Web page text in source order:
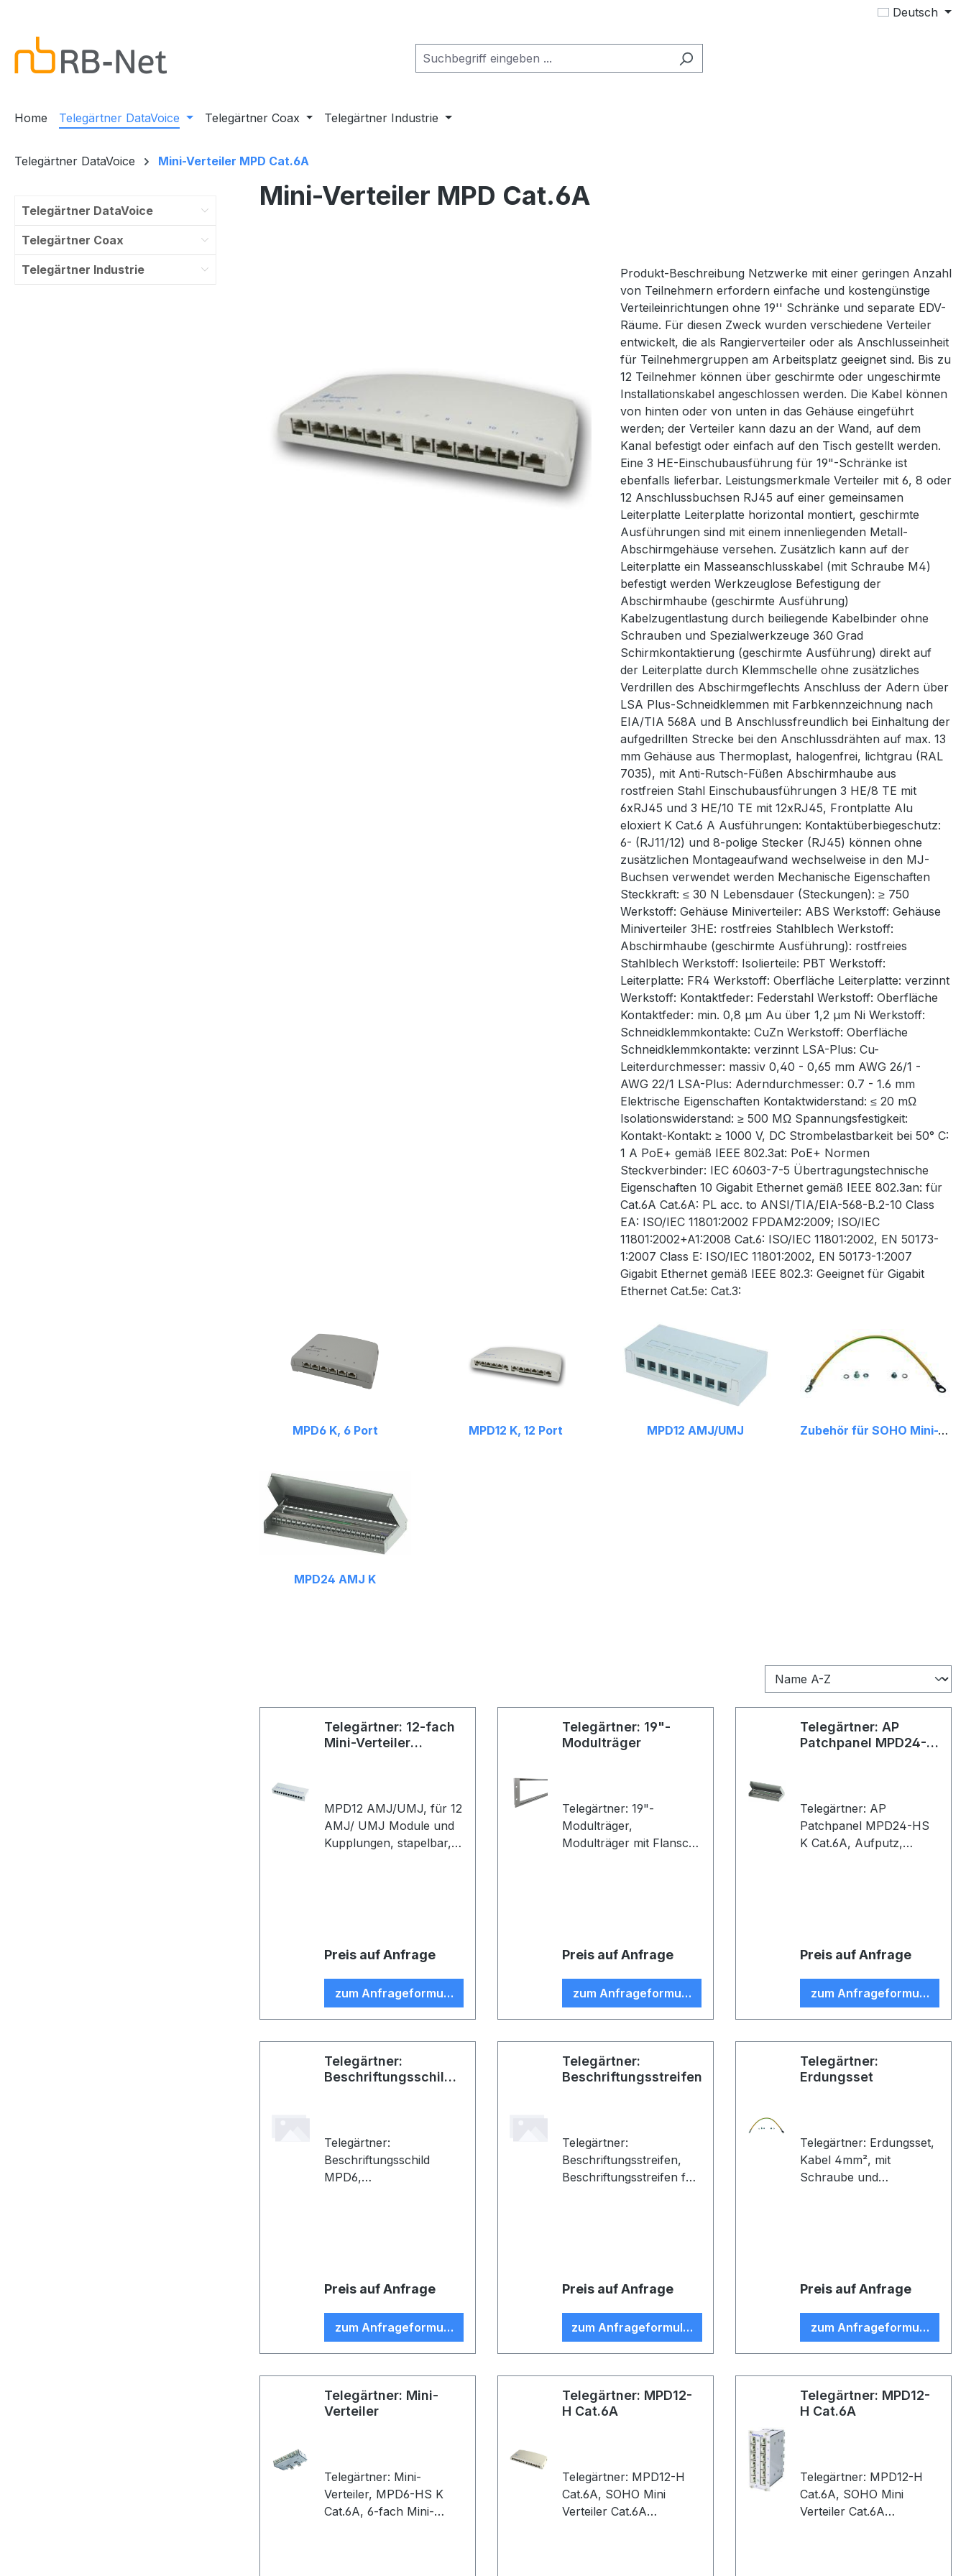
Deutsch
Home Telegärtner DataVoice Telegärtner Coax Telegärtner Industrie
Telegärtner DataVoice Mini-Verteiler MPD Cat.6A
Telegärtner DataVoice
Telegärtner Coax
Telegärtner Industrie
Mini-Verteiler MPD Cat.6A
Produkt-Beschreibung Netzwerke mit einer geringen Anzahl
von Teilnehmern erfordern einfache und kostengünstige
Verteileinrichtungen ohne 19'' Schränke und separate EDV-
Räume. Für diesen Zweck wurden verschiedene Verteiler
entwickelt, die als Rangierverteiler oder als Anschlusseinheit
für Teilnehmergruppen am Arbeitsplatz geeignet sind. Bis zu
12 Teilnehmer können über geschirmte oder ungeschirmte
Installationskabel angeschlossen werden. Die Kabel können
von hinten oder von unten in das Gehäuse eingeführt
werden; der Verteiler kann dazu an der Wand, auf dem
Kanal befestigt oder einfach auf den Tisch gestellt werden.
Eine 3 HE-Einschubausführung für 19"-Schränke ist
ebenfalls lieferbar. Leistungsmerkmale Verteiler mit 6, 8 oder
12 Anschlussbuchsen RJ45 auf einer gemeinsamen
Leiterplatte Leiterplatte horizontal montiert, geschirmte
Ausführungen sind mit einem innenliegenden Metall-
Abschirmgehäuse versehen. Zusätzlich kann auf der
Leiterplatte ein Masseanschlusskabel (mit Schraube M4)
befestigt werden Werkzeuglose Befestigung der
Abschirmhaube (geschirmte Ausführung)
Kabelzugentlastung durch beiliegende Kabelbinder ohne
Schrauben und Spezialwerkzeuge 360 Grad
Schirmkontaktierung (geschirmte Ausführung) direkt auf
der Leiterplatte durch Klemmschelle ohne zusätzliches
Verdrillen des Abschirmgeflechts Anschluss der Adern über
LSA Plus-Schneidklemmen mit Farbkennzeichnung nach
EIA/TIA 568A und B Anschlussfreundlich bei Einhaltung der
aufgedrillten Strecke bei den Anschlussdrähten auf max. 13
mm Gehäuse aus Thermoplast, halogenfrei, lichtgrau (RAL
7035), mit Anti-Rutsch-Füßen Abschirmhaube aus
rostfreien Stahl Einschubausführungen 3 HE/8 TE mit
6xRJ45 und 3 HE/10 TE mit 12xRJ45, Frontplatte Alu
eloxiert K Cat.6 A Ausführungen: Kontaktüberbiegeschutz:
6- (RJ11/12) und 8-polige Stecker (RJ45) können ohne
zusätzlichen Montageaufwand wechselweise in den MJ-
Buchsen verwendet werden Mechanische Eigenschaften
Steckkraft: ≤ 30 N Lebensdauer (Steckungen): ≥ 750
Werkstoff: Gehäuse Miniverteiler: ABS Werkstoff: Gehäuse
Miniverteiler 3HE: rostfreies Stahlblech Werkstoff:
Abschirmhaube (geschirmte Ausführung): rostfreies
Stahlblech Werkstoff: Isolierteile: PBT Werkstoff:
Leiterplatte: FR4 Werkstoff: Oberfläche Leiterplatte: verzinnt
Werkstoff: Kontaktfeder: Federstahl Werkstoff: Oberfläche
Kontaktfeder: min. 0,8 µm Au über 1,2 µm Ni Werkstoff:
Schneidklemmkontakte: CuZn Werkstoff: Oberfläche
Schneidklemmkontakte: verzinnt LSA-Plus: Cu-
Leiterdurchmesser: massiv 0,40 - 0,65 mm AWG 26/1 -
AWG 22/1 LSA-Plus: Aderndurchmesser: 0.7 - 1.6 mm
Elektrische Eigenschaften Kontaktwiderstand: ≤ 20 mΩ
Isolationswiderstand: ≥ 500 MΩ Spannungsfestigkeit:
Kontakt-Kontakt: ≥ 1000 V, DC Strombelastbarkeit bei 50° C:
1 A PoE+ gemäß IEEE 802.3at: PoE+ Normen
Steckverbinder: IEC 60603-7-5 Übertragungstechnische
Eigenschaften 10 Gigabit Ethernet gemäß IEEE 802.3an: für
Cat.6A Cat.6A: PL acc. to ANSI/TIA/EIA-568-B.2-10 Class
EA: ISO/IEC 11801:2002 FPDAM2:2009; ISO/IEC
11801:2002+A1:2008 Cat.6: ISO/IEC 11801:2002, EN 50173-
1:2007 Class E: ISO/IEC 11801:2002, EN 50173-1:2007
Gigabit Ethernet gemäß IEEE 802.3: Geeignet für Gigabit
Ethernet Cat.5e: Cat.3:
MPD6 K, 6 Port MPD12 K, 12 Port MPD12 AMJ/UMJ Zubehör für SOHO Mini-Verteiler 3 HE
MPD24 AMJ K
Telegärtner: 12-fach
Mini-Verteiler
MPD12 AMJ/UMJ, für 12
AMJ/ UMJ Module und
Kupplungen, stapelbar,
Preis auf Anfrage
zum Anfrageformular
Telegärtner: 19"-
Modulträger
Telegärtner: 19"-
Modulträger,
Modulträger mit Flansch
Preis auf Anfrage
zum Anfrageformular
Telegärtner: AP
Patchpanel MPD24-
Telegärtner: AP
Patchpanel MPD24-HS
K Cat.6A, Aufputz,
Preis auf Anfrage
zum Anfrageformular
Telegärtner:
Beschriftungsschild
Telegärtner:
Beschriftungsschild
MPD6,
Preis auf Anfrage
zum Anfrageformular
Telegärtner:
Beschriftungsstreifen
Telegärtner:
Beschriftungsstreifen,
Beschriftungsstreifen für
Preis auf Anfrage
zum Anfrageformular
Telegärtner:
Erdungsset
Telegärtner: Erdungsset,
Kabel 4mm², mit
Schraube und
Preis auf Anfrage
zum Anfrageformular
Telegärtner: Mini-
Verteiler
Telegärtner: Mini-
Verteiler, MPD6-HS K
Cat.6A, 6-fach Mini-
Telegärtner: MPD12-
H Cat.6A
Telegärtner: MPD12-H
Cat.6A, SOHO Mini
Verteiler Cat.6A
Telegärtner: MPD12-
H Cat.6A
Telegärtner: MPD12-H
Cat.6A, SOHO Mini
Verteiler Cat.6A